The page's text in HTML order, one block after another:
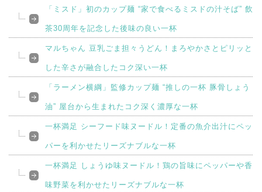
「ミスド」初のカップ麺 “家で食べるミスドの汁そば” 飲
茶30周年を記念した後味の良い一杯
マルちゃん 豆乳ごま担々うどん！まろやかさとピリッと
した辛さが融合したコク深い一杯
「ラーメン横綱」監修カップ麺 “推しの一杯 豚骨しょう
油” 屋台から生まれたコク深く濃厚な一杯
一杯満足 シーフード味ヌードル！定番の魚介出汁にペッ
パーを利かせたリーズナブルな一杯
一杯満足 しょうゆ味ヌードル！鶏の旨味にペッパーや香
味野菜を利かせたリーズナブルな一杯